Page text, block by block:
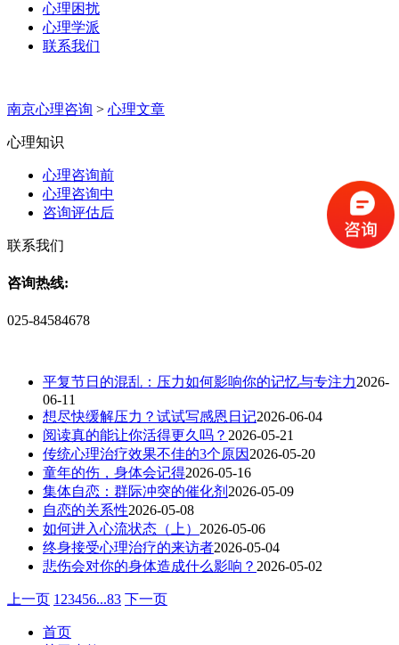
心理困扰
心理学派
联系我们
南京心理咨询 > 心理文章
心理知识
心理咨询前
心理咨询中
咨询评估后
联系我们
咨询热线:
025-84584678
平复节日的混乱：压力如何影响你的记忆与专注力2026-
06-11
想尽快缓解压力？试试写感恩日记2026-06-04
阅读真的能让你活得更久吗？ 2026-05-21
传统心理治疗效果不佳的3个原因 2026-05-20
童年的伤，身体会记得2026-05-16
集体自恋：群际冲突的催化剂 2026-05-09
自恋的关系性2026-05-08
如何进入心流状态（上） 2026-05-06
终身接受心理治疗的来访者2026-05-04
悲伤会对你的身体造成什么影响？ 2026-05-02
上一页 1 23456...83 下一页
首页